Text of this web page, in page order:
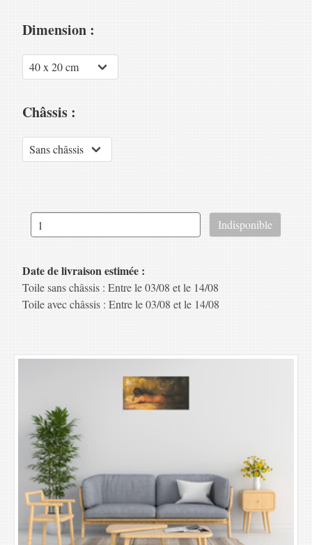
Dimension :
Châssis :
Date de livraison estimée :
Toile sans châssis : Entre le 03/08 et le 14/08
Toile avec châssis : Entre le 03/08 et le 14/08